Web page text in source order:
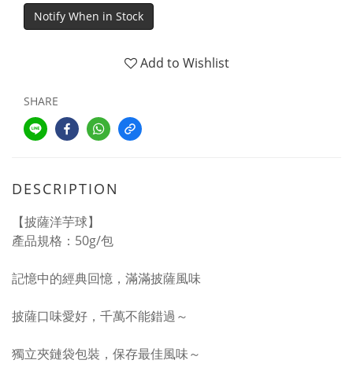
Notify When in Stock
Add to Wishlist
SHARE
DESCRIPTION
【披薩洋芋球】
產品規格：50g/包
記憶中的經典回憶，滿滿披薩風味
披薩口味愛好，千萬不能錯過～
獨立夾鏈袋包裝，保存最佳風味～